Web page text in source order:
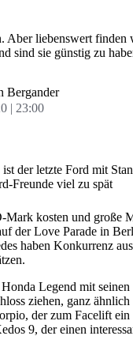
Aber liebenswert finden
sind sie günstig zu
Bergander
23:00
der letzte Ford mit
Freunde viel zu spät
kosten und große
der Love Parade in
haben Konkurrenz
Legend mit
ziehen, ganz
der zum Facelift
9, der einen